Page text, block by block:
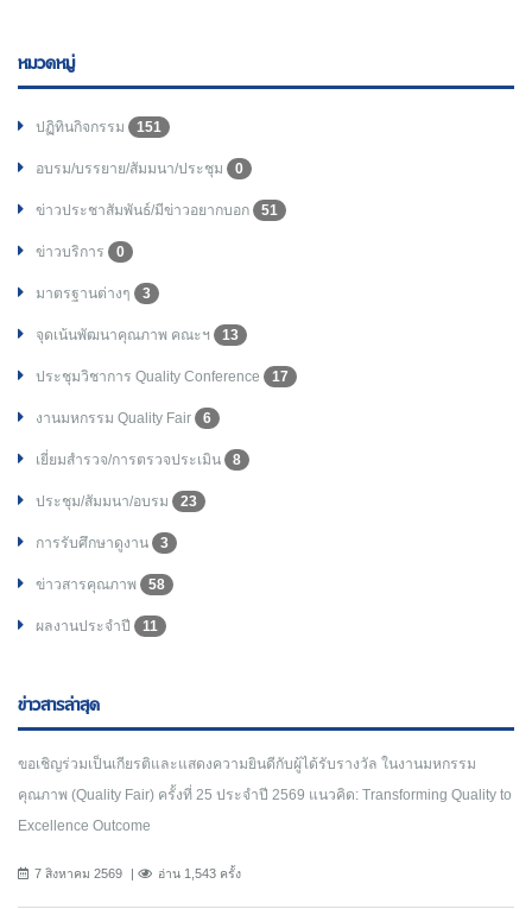
หมวดหมู่
ปฏิทินกิจกรรม 151
อบรม/บรรยาย/สัมมนา/ประชุม 0
ข่าวประชาสัมพันธ์/มีข่าวอยากบอก 51
ข่าวบริการ 0
มาตรฐานต่างๆ 3
จุดเน้นพัฒนาคุณภาพ คณะฯ 13
ประชุมวิชาการ Quality Conference 17
งานมหกรรม Quality Fair 6
เยี่ยมสำรวจ/การตรวจประเมิน 8
ประชุม/สัมมนา/อบรม 23
การรับศึกษาดูงาน 3
ข่าวสารคุณภาพ 58
ผลงานประจำปี 11
ข่าวสารล่าสุด
ขอเชิญร่วมเป็นเกียรติและแสดงความยินดีกับผู้ได้รับรางวัล ในงานมหกรรม
คุณภาพ (Quality Fair) ครั้งที่ 25 ประจำปี 2569 แนวคิด: Transforming Quality to
Excellence Outcome
7 สิงหาคม 2569 อ่าน 1,543 ครั้ง